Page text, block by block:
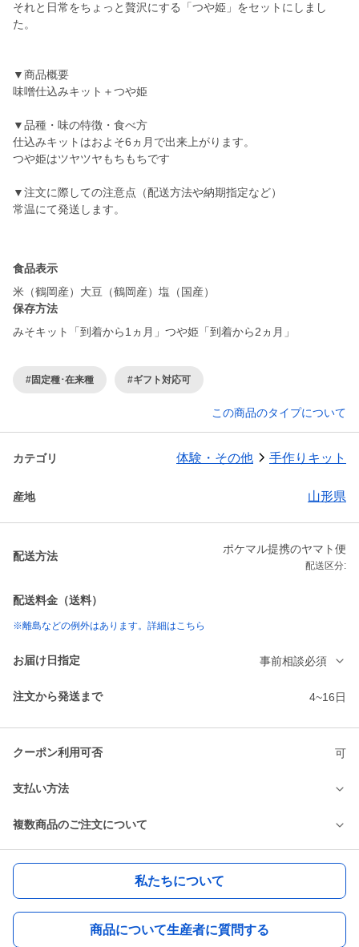
それと日常をちょっと贅沢にする「つや姫」をセットにしまし
た。
▼商品概要
味噌仕込みキット＋つや姫
▼品種・味の特徴・食べ方
仕込みキットはおよそ6ヵ月で出来上がります。
つや姫はツヤツヤもちもちです
▼注文に際しての注意点（配送方法や納期指定など）
常温にて発送します。
食品表示
米（鶴岡産）大豆（鶴岡産）塩（国産）
保存方法
みそキット「到着から1ヵ月」つや姫「到着から2ヵ月」
#固定種･在来種 #ギフト対応可
この商品のタイプについて
カテゴリ 体験・その他 手作りキット
産地 山形県
配送方法
ポケマル提携のヤマト便
配送区分:
配送料金（送料）
※離島などの例外はあります。詳細はこちら
お届け日指定 事前相談必須
注文から発送まで 4~16日
クーポン利用可否 可
支払い方法
複数商品のご注文について
私たちについて
商品について生産者に質問する